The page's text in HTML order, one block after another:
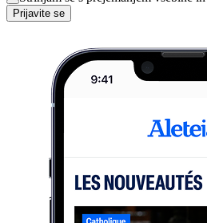
Prijavite se